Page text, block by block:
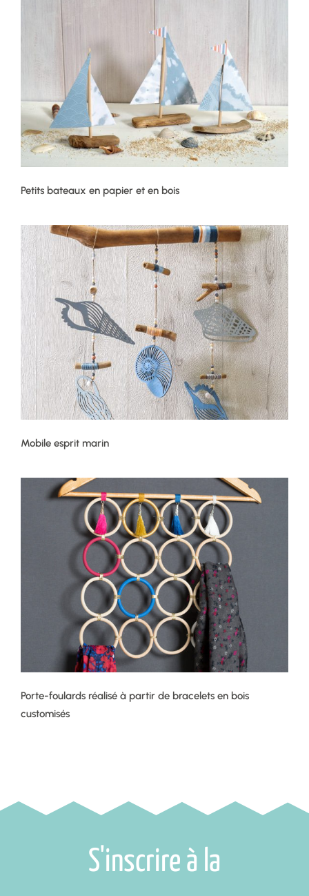
Petits bateaux en papier et en bois
Mobile esprit marin
Porte-foulards réalisé à partir de bracelets en bois
customisés
S'inscrire à la